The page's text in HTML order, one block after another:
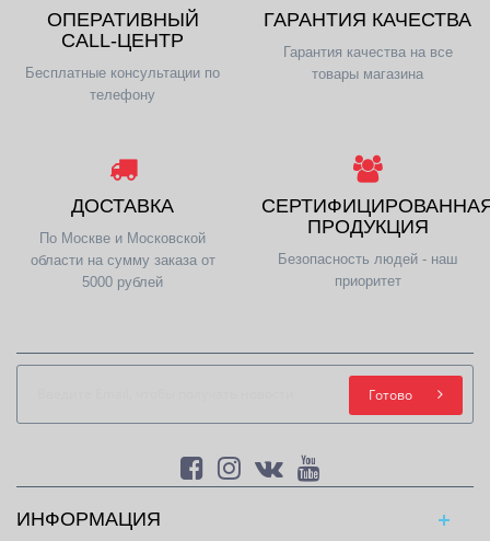
ОПЕРАТИВНЫЙ
CALL-ЦЕНТР
Бесплатные консультации по
телефону
ГАРАНТИЯ КАЧЕСТВА
Гарантия качества на все
товары магазина
ДОСТАВКА
По Москве и Московской
области на сумму заказа от
5000 рублей
ПРОДУКЦИЯ
Безопасность людей - наш
приоритет
Готово
ИНФОРМАЦИЯ